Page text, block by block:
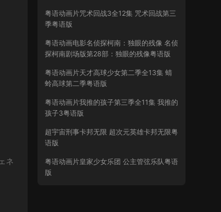
ネ
粤语动画片咒术回战3全12集 咒术回战第三
季粤语版
粤语动画电影名侦探柯南：独眼的残像 名侦
探柯南剧场版第28部：独眼的残像粤语版
粤语动画片天才高球少女第二季全13集 蜻
蛉高球第二季粤语版
粤语动画片我推的孩子第三季全11集 我推的
孩子3粤语版
超宇宙刑事卡邦无限 超次元英雄卡邦无限粤
语版
粤语动画片皇家少女乐团 公主管弦乐队粤语
版